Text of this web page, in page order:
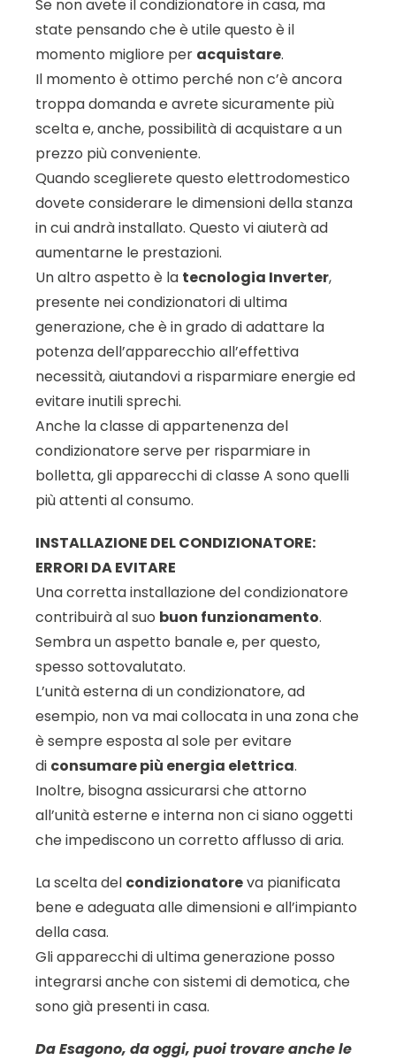
Se non avete il condizionatore in casa, ma
state pensando che è utile questo è il
momento migliore per acquistare.
Il momento è ottimo perché non c’è ancora
troppa domanda e avrete sicuramente più
scelta e, anche, possibilità di acquistare a un
prezzo più conveniente.
Quando sceglierete questo elettrodomestico
dovete considerare le dimensioni della stanza
in cui andrà installato. Questo vi aiuterà ad
aumentarne le prestazioni.
Un altro aspetto è la tecnologia Inverter,
presente nei condizionatori di ultima
generazione, che è in grado di adattare la
potenza dell’apparecchio all’effettiva
necessità, aiutandovi a risparmiare energie ed
evitare inutili sprechi.
Anche la classe di appartenenza del
condizionatore serve per risparmiare in
bolletta, gli apparecchi di classe A sono quelli
più attenti al consumo.
INSTALLAZIONE DEL CONDIZIONATORE:
ERRORI DA EVITARE
Una corretta installazione del condizionatore
contribuirà al suo buon funzionamento.
Sembra un aspetto banale e, per questo,
spesso sottovalutato.
L’unità esterna di un condizionatore, ad
esempio, non va mai collocata in una zona che
è sempre esposta al sole per evitare
di consumare più energia elettrica.
Inoltre, bisogna assicurarsi che attorno
all’unità esterne e interna non ci siano oggetti
che impediscono un corretto afflusso di aria.
La scelta del condizionatoreva pianificata
bene e adeguata alle dimensioni e all’impianto
della casa.
Gli apparecchi di ultima generazione posso
integrarsi anche con sistemi di demotica, che
sono già presenti in casa.
Da Esagono, da oggi, puoi trovare anche le